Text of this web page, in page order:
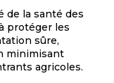
de la santé des
protéger les
sûre,
minimisant
agricoles.